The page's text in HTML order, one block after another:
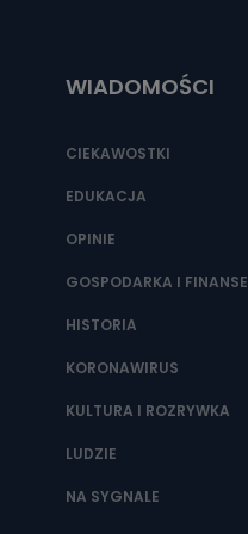
WIADOMOŚCI
CIEKAWOSTKI
EDUKACJA
OPINIE
GOSPODARKA I FINANSE
HISTORIA
KORONAWIRUS
KULTURA I ROZRYWKA
LUDZIE
NA SYGNALE